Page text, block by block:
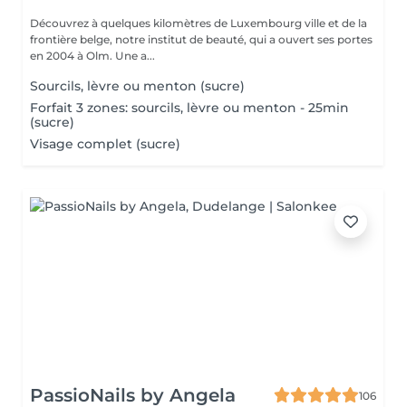
Découvrez à quelques kilomètres de Luxembourg ville et de la
frontière belge, notre institut de beauté, qui a ouvert ses portes
en 2004 à Olm. Une a...
Sourcils, lèvre ou menton (sucre)
Forfait 3 zones: sourcils, lèvre ou menton - 25min
(sucre)
Visage complet (sucre)
PassioNails by Angela
106